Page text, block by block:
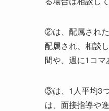
②は、配属され
配属され、相談
間や、週に1コマ
③は、1人平均3
は、面接指導や